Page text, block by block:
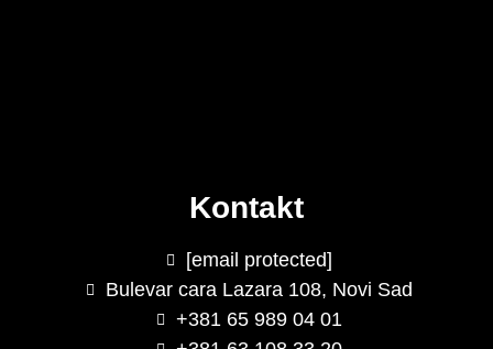
Kontakt
[email protected]
Bulevar cara Lazara 108, Novi Sad
+381 65 989 04 01